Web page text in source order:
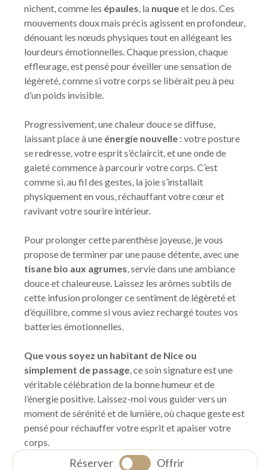
Réserver Offrir
nichent, comme les épaules, la nuqueet le dos. Ces
mouvements doux mais précis agissent en profondeur,
dénouant les nœuds physiques tout en allégeant les
lourdeurs émotionnelles. Chaque pression, chaque
effleurage, est pensé pour éveiller une sensation de
légèreté, comme si votre corps se libérait peu à peu
d’un poids invisible.
Progressivement, une chaleur douce se diffuse,
laissant place à une énergie nouvelle : votre posture
se redresse, votre esprit s’éclaircit, et une onde de
gaieté commence à parcourir votre corps. C’est
comme si, au fil des gestes, la joie s’installait
physiquement en vous, réchauffant votre cœur et
ravivant votre sourire intérieur.
Pour prolonger cette parenthèse joyeuse, je vous
propose de terminer par une pause détente, avec une
tisane bio aux agrumes, servie dans une ambiance
douce et chaleureuse. Laissez les arômes subtils de
cette infusion prolonger ce sentiment de légèreté et
d’équilibre, comme si vous aviez rechargé toutes vos
batteries émotionnelles.
Que vous soyez un habitant de Nice ou
simplement de passage, ce soin signature est une
véritable célébration de la bonne humeur et de
l’énergie positive. Laissez-moi vous guider vers un
moment de sérénité et de lumière, où chaque geste est
pensé pour réchauffer votre esprit et apaiser votre
corps.